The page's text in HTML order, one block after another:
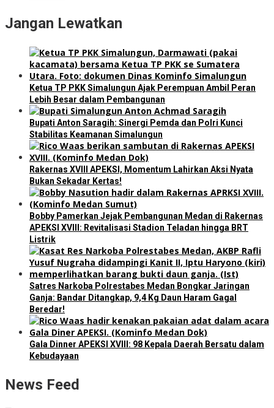
Jangan Lewatkan
Ketua TP PKK Simalungun Ajak Perempuan Ambil Peran
Lebih Besar dalam Pembangunan
Bupati Anton Saragih: Sinergi Pemda dan Polri Kunci
Stabilitas Keamanan Simalungun
Rakernas XVIII APEKSI, Momentum Lahirkan Aksi Nyata
Bukan Sekadar Kertas!
Bobby Pamerkan Jejak Pembangunan Medan di Rakernas
APEKSI XVIII: Revitalisasi Stadion Teladan hingga BRT
Listrik
Satres Narkoba Polrestabes Medan Bongkar Jaringan
Ganja: Bandar Ditangkap, 9,4 Kg Daun Haram Gagal
Beredar!
Gala Dinner APEKSI XVIII: 98 Kepala Daerah Bersatu dalam
Kebudayaan
News Feed